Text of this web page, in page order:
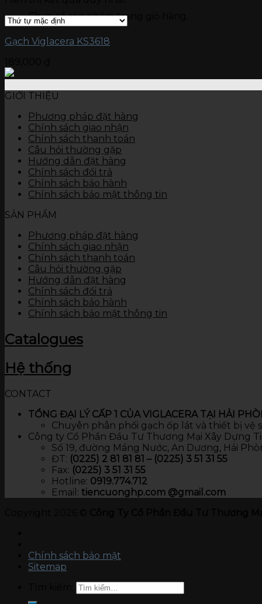
Gạch kích thước 15 x 60
Gạch ốp tường
Đá nung kết Vasta 120 x 280
Gạch kích thước 30 x 90
Gạch kích thước 30 x 60
Gạch kích thước 30 x 45
Gạch kích thước 25 x 50
Gạch kích thước 25 x 40
Gạch kích thước 10 x 30
Thiết bị vệ sinh
Bàn cầu
Sen vòi
Các thiết bị khác
Chưa có sản phẩm trong giỏ hàng.
Gạch Viglacera KS3618
GIỚI THIỆU
Phương pháp đặt hàng
Chính sách giao nhận
Chính sách thanh toán
Câu hỏi thường gặp
Hướng dẫn đặt hàng
Chính sách đổi trả
Chính sách bảo hành
Chính sách bảo mật thông tin
SẢN PHẨM
Phương pháp đặt hàng
Chính sách giao nhận
Chính sách thanh toán
Câu hỏi thường gặp
Hướng dẫn đặt hàng
Chính sách đổi trả
Chính sách bảo hành
Chính sách bảo mật thông tin
Catalogues
Hệ thống
CONTACT
TỔNG ĐẠI LÝ CẤP 1 CỦA VIGLACERA TẠI HẢI
Chuyên phân phối gạch ốp lát và thiết bị vệ
Công ty Cổ Phần Đầu Tư Thương Mại Xây Dựng
Số 19, đường Máng Nước, An Dương, Hải
ĐT: (0225) 2 81 81 81 – (0225) 3 51 31 55
Fax: (0225) 3 51 31 55
Hotline: 0919.774.712​
Email: tiencuonghp.com @gmail.com
Chính sách bảo mật
Sitemap